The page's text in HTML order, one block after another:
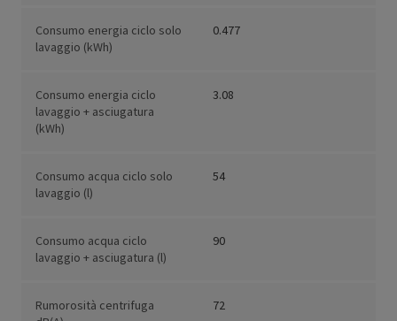
Consumo energia ciclo solo
lavaggio (kWh)
0.477
Consumo energia ciclo
lavaggio + asciugatura
(kWh)
3.08
Consumo acqua ciclo solo
lavaggio (l)
54
Consumo acqua ciclo
lavaggio + asciugatura (l)
90
Rumorosità centrifuga
72